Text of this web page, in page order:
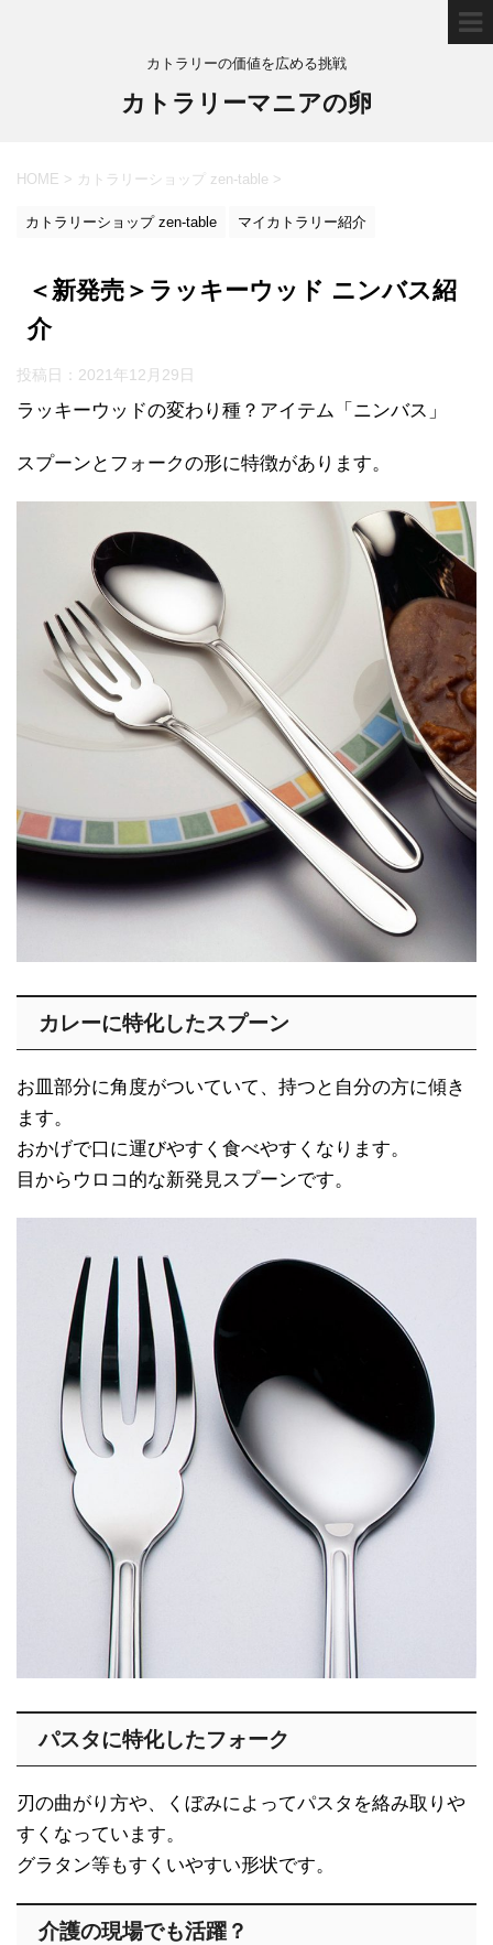
カトラリーの価値を広める挑戦
カトラリーマニアの卵
HOME > カトラリーショップ zen-table >
カトラリーショップ zen-table マイカトラリー紹介
＜新発売＞ラッキーウッド ニンバス紹
介
投稿日： 2021年12月29日
ラッキーウッドの変わり種？アイテム「ニンバス」
スプーンとフォークの形に特徴があります。
カレーに特化したスプーン
お皿部分に角度がついていて、持つと自分の方に傾き
ます。
おかげで口に運びやすく食べやすくなります。
目からウロコ的な新発見スプーンです。
パスタに特化したフォーク
刃の曲がり方や、くぼみによってパスタを絡み取りや
すくなっています。
グラタン等もすくいやすい形状です。
介護の現場でも活躍？